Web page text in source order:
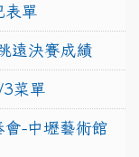
表單
遠決賽成績
菜單
-中壢藝術館